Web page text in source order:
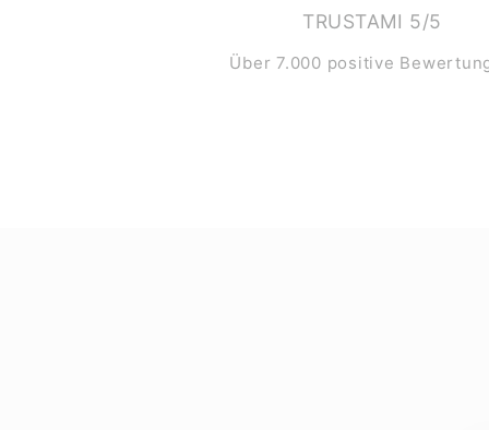
TRUSTAMI 5/5
Über 7.000 positive